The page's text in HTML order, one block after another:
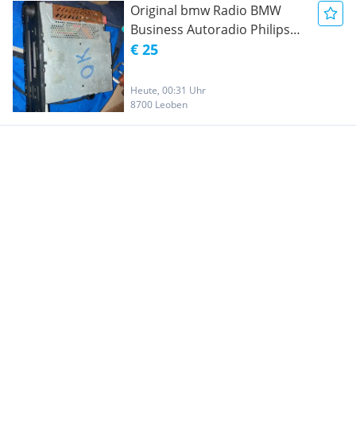
Original bmw Radio BMW
Business Autoradio Philips
RDS - Teilenummer 65.12-6
€ 25
Heute, 00:31 Uhr
8700 Leoben